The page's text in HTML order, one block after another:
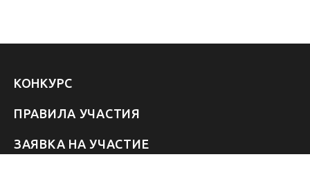
КОНКУРС
ПРАВИЛА УЧАСТИЯ
ЗАЯВКА НА УЧАСТИЕ